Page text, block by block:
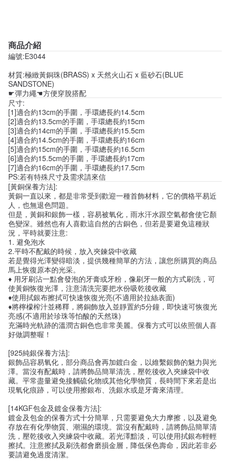
商品介紹
編號:E3044
材質:極緻黃銅珠(BRASS) x 天然火山石 x 藍砂石(BLUE
SANDSTONE)
☛彈力繩☚方便穿脫搭配
尺寸:
[1]適合約13cm的手圍，手環總長約14.5cm
[2]適合約13.5cm的手圍，手環總長約15cm
[3]適合約14cm的手圍，手環總長約15.5cm
[4]適合約14.5cm的手圍，手環總長約16cm
[5]適合約15cm的手圍，手環總長約16.5cm
[6]適合約15.5cm的手圍，手環總長約17cm
[7]適合約16cm的手圍，手環總長約17.5cm
PS:若有特殊尺寸及需求請來信
[黃銅保養方法]:
黃銅一直以來，都是非常受到歡迎一種首飾材料，它的價格平易近
人，也無退色問題。
但是，黃銅和銀飾一樣，容易被氧化，雨水汗水跟空氣都會使它顏
色變深。雖然也有人喜歡這自然的古銅色，但若是要避免這種狀
況，平時就要注意:
1. 避免泡水
2.平時不配戴的時候，放入夾鍊袋中收藏
若是覺得光澤變得暗淡，提供幾種簡單的方法，讓您所購買的商品
馬上恢復原本的光采。
♦ 用牙刷沾一點會發泡的牙膏或牙粉，像刷牙一般的方式刷洗，可
使黃銅恢復光澤，注意清洗完要把水份吸乾後收藏
♦使用拭銀布擦拭可快速恢復光亮(不適用於拉絲表面)
♦將檸檬榨汁並稀釋，將銅飾放入並靜置約5分鐘，即快速可恢復光
亮感(不適用於珍珠等怕酸的天然珠)
充滿時光軌跡的溫潤古銅色也非常美麗。保養方式可以依照個人喜
好做調整喔！
[925純銀保養方法]:
銀飾品容易氧化，部分商品會再加鍍白金，以維繫銀飾的魅力與光
澤。當沒有配戴時，請將飾品簡單清洗，壓乾後收入夾練袋中收
藏。平常盡量避免接觸硫化物或其他化學物質，長時間下來若是出
現氧化痕跡，可以使用擦銀布、洗銀水或是牙膏來清理。
[14KGF包金及鍍金保養方法]:
鍍金及包金的保養方式十分簡單，只需要避免大力摩擦，以及避免
存放在有化學物質、潮濕的環境。當沒有配戴時，請將飾品簡單清
洗，壓乾後收入夾練袋中收藏。若光澤黯淡，可以使用拭銀布輕輕
擦拭。注意擦拭及刷洗都會磨損金層，降低保色壽命，因此若非必
要請避免過度清潔。